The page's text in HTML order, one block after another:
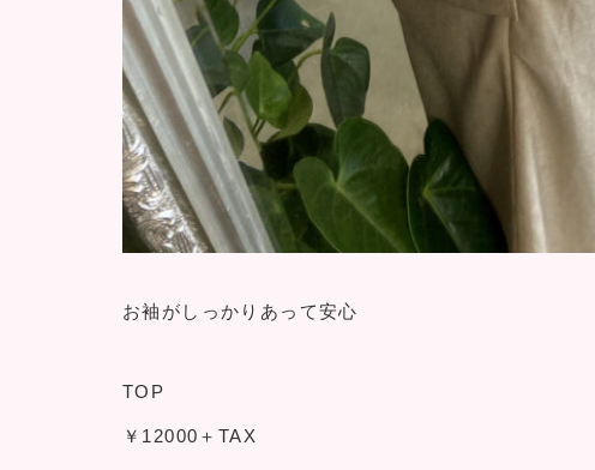
お袖がしっかりあって安心
TOP
￥12000＋TAX